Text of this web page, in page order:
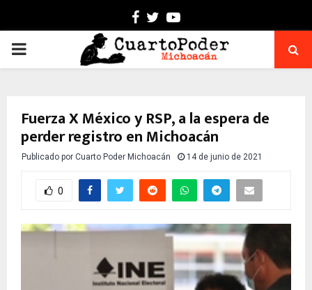
Facebook
TwitterYoutube
PRIMARY
Fuerza X México y RSP, a la espera de
perder registro en Michoacán
Publicado por Cuarto Poder Michoacán 14 de junio de 2021
0